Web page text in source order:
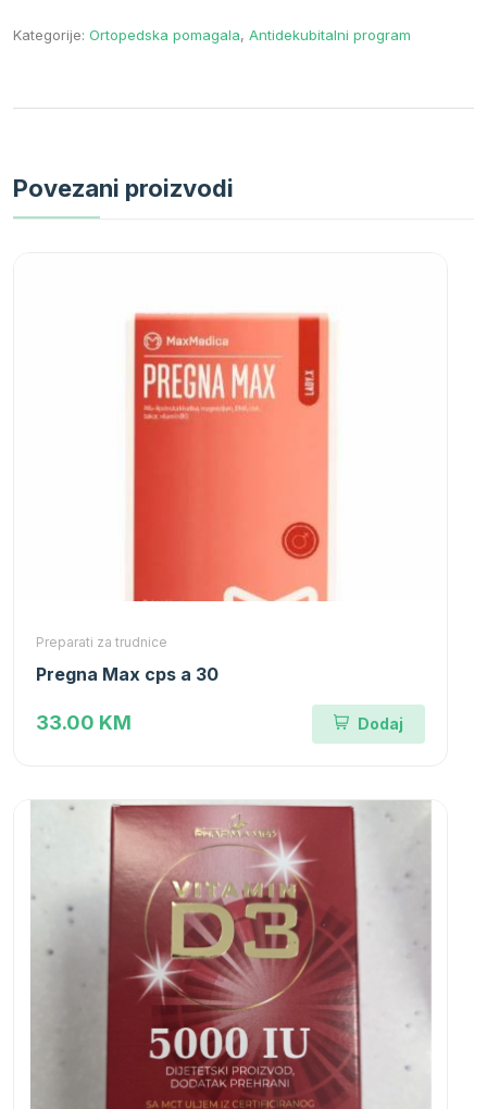
Kategorije: Ortopedska pomagala, Antidekubitalni program
Povezani proizvodi
Preparati za trudnice
Pregna Max cps a 30
33.00 KM Dodaj